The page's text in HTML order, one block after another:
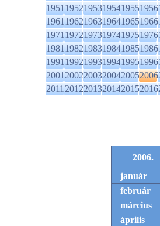
195119521953195419551956
196119621963196419651966
197119721973197419751976
198119821983198419851986
199119921993199419951996
200120022003200420052006
201120122013201420152016
2006.
január
február
március
április